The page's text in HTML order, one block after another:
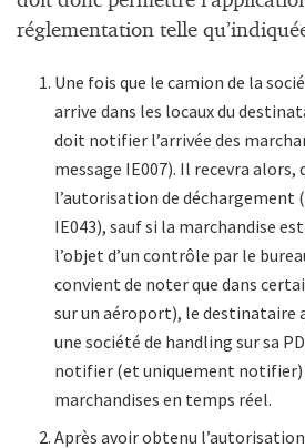
réglementation telle
Une fois que le camion de la
arrive dans les locaux du
doit notifier l’arrivée des
message IE007). Il recevra
l’autorisation de déchargement
IE043), sauf si la marchandise
l’objet d’un contrôle par le
convient de noter que dans
sur un aéroport), le destinataire
une société de handling sur sa
notifier (et uniquement notifier)
marchandises en temps réel.
Après avoir obtenu